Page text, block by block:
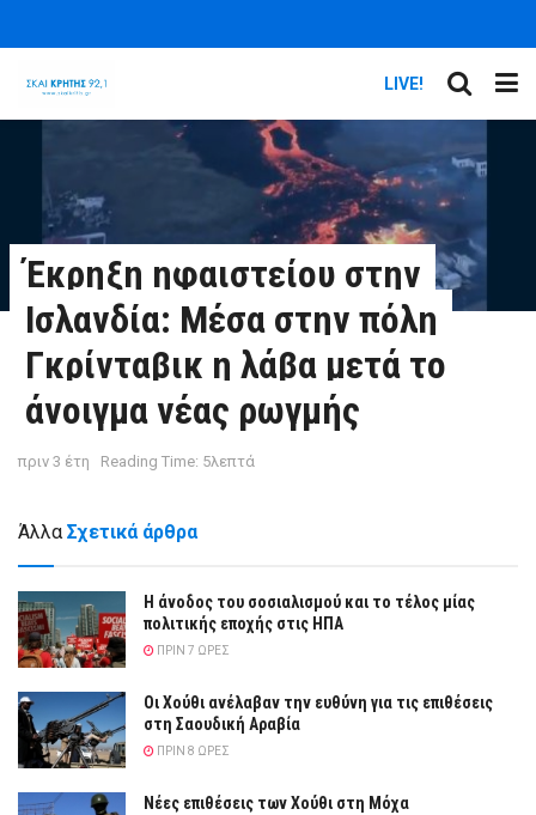
LIVE!
Έκρηξη ηφαιστείου στην
Ισλανδία: Μέσα στην πόλη
Γκρίνταβικ η λάβα μετά το
άνοιγμα νέας ρωγμής
πριν 3 έτη Reading Time: 5λεπτά
Άλλα Σχετικά άρθρα
Η άνοδος του σοσιαλισμού και το τέλος μίας
πολιτικής εποχής στις ΗΠΑ
ΠΡΙΝ 7 ΏΡΕΣ
Οι Χούθι ανέλαβαν την ευθύνη για τις επιθέσεις
στη Σαουδική Αραβία
ΠΡΙΝ 8 ΏΡΕΣ
Νέες επιθέσεις των Χούθι στη Μόχα